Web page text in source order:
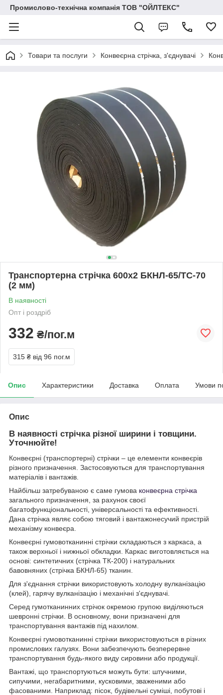
Промислово-технічна компанія ТОВ "ОЙЛТЕКС"
Товари та послуги Конвеєрна стрічка, з'єднувачі
Транспортерна стрічка 600х2 БКНЛ-65/ТС-70
(2 мм)
В наявності
Опт і роздріб
332 ₴/пог.м
315 ₴ від 96 пог.м
Опис Характеристики Доставка Оплата Умови
Опис
В наявності стрічка різної ширини і товщини.
Уточнюйте!
Конвеєрні (транспортерні) стрічки – це елементи конвеєрів
різного призначення. Застосовуються для транспортування
матеріалів і вантажів.
Найбільш затребуваною є саме гумова конвеєрна стрічка
загального призначення, за рахунок своєї
багатофункціональності, універсальності та ефективності.
Дана стрічка являє собою тяговий і вантажонесучий пристрій
механізму конвеєра.
Конвеєрні гумовотканинні стрічки складаються з каркаса, а
також верхньої і нижньої обкладки. Каркас виготовляється на
основі: синтетичних (стрічка ТК-200) і натуральних
бавовняних (стрічка БКНЛ-65) тканин.
Для з'єднання стрічки використовують холодну вулканізацію
(клей), гарячу вулканізацію і механічні з'єднувачі.
Серед гумотканинних стрічок окремою групою виділяються
шевронні стрічки. В основному, вони призначені для
транспортування вантажів під нахилом.
Конвеєрні гумовотканинні стрічки використовуються в різних
промислових галузях. Вони забезпечують безперервне
транспортування будь-якого виду сировини або продукції.
Вантажі, що транспортуються можуть бути: штучними,
сипучими, негабаритними, кусковими, зваженими або
фасованими. Наприклад: пісок, будівельні суміші, побутові і